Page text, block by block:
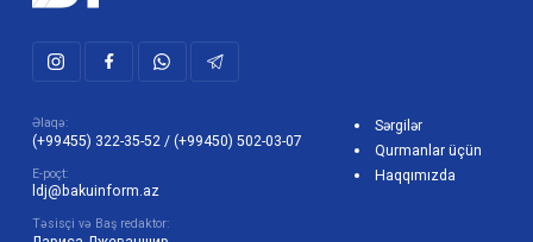
Əlaqə:
(+99455) 322-35-52 / (+99450) 502-03-07
E-poçt:
ldj@bakuinform.az
Təsisçi və Baş redaktor:
Sərgilər
Qurmanlar üçün
Haqqımızda